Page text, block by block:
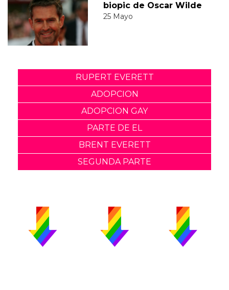
biopic de Oscar Wilde
25 Mayo
RUPERT EVERETT
ADOPCION
ADOPCION GAY
PARTE DE EL
BRENT EVERETT
SEGUNDA PARTE